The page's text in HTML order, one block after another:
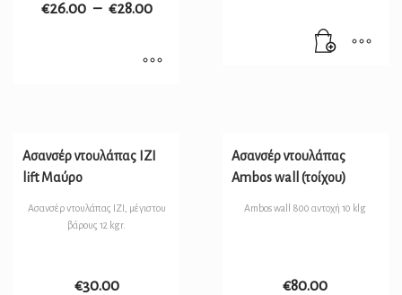
€26.00 – €28.00
Ασανσέρ ντουλάπας IZI
lift Μαύρο
Ασανσέρ ντουλάπας IZI, μέγιστου
βάρους 12 kgr.
€30.00
Ασανσέρ ντουλάπας
Ambos wall (τοίχου)
Ambos wall 800 αντοχή 10 klg
€80.00